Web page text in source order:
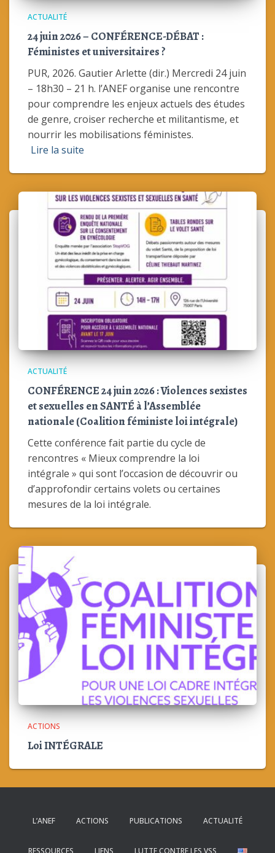
ACTUALITÉ
24 juin 2026 – CONFÉRENCE-DÉBAT :
Féministes et universitaires ?
PUR, 2026. Gautier Arlette (dir.) Mercredi 24 juin
– 18h30 – 21 h. l’ANEF organise une rencontre
pour comprendre les enjeux actuels des études
de genre, croiser recherche et militantisme, et
nourrir les mobilisations féministes.
Lire la suite
ACTUALITÉ
CONFÉRENCE 24 juin 2026 : Violences sexistes
et sexuelles en SANTÉ à l’Assemblée
nationale (Coalition féministe loi intégrale)
Cette conférence fait partie du cycle de
rencontres « Mieux comprendre la loi
intégrale » qui sont l’occasion de découvrir ou
d’approfondir certains volets ou certaines
mesures de la loi intégrale.
ACTIONS
Loi INTÉGRALE
L’ANEF ACTIONS PUBLICATIONS ACTUALITÉ
RESSOURCES LIENS LUTTE CONTRE LES VSS